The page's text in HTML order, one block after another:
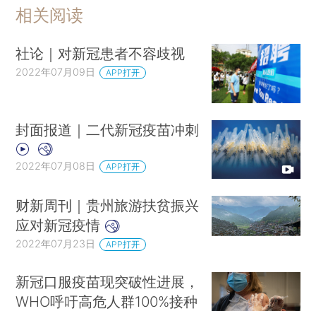
相关阅读
社论｜对新冠患者不容歧视
2022年07月09日 APP打开
封面报道｜二代新冠疫苗冲刺
2022年07月08日 APP打开
财新周刊｜贵州旅游扶贫振兴
应对新冠疫情
2022年07月23日 APP打开
新冠口服疫苗现突破性进展，
WHO呼吁高危人群100%接种